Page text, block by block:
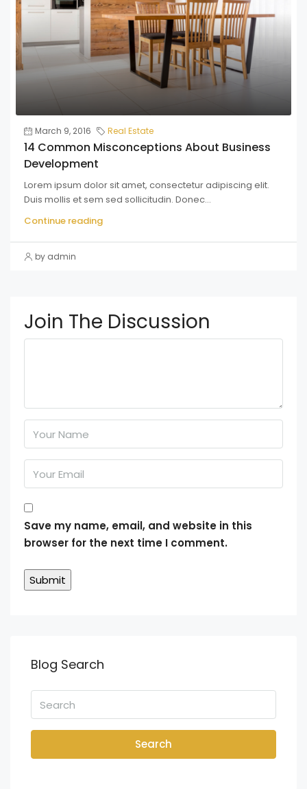
March 9, 2016 Real Estate
14 Common Misconceptions About Business
Development
Lorem ipsum dolor sit amet, consectetur adipiscing elit.
Duis mollis et sem sed sollicitudin. Donec...
Continue reading
by admin
Join The Discussion
Save my name, email, and website in this
browser for the next time I comment.
Blog Search
Search